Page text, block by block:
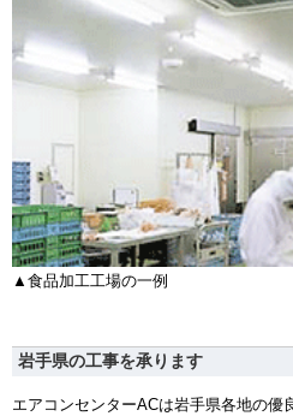
▲食品加工工場の一例
岩手県の工事を承ります
エアコンセンターACは岩手県各地の優